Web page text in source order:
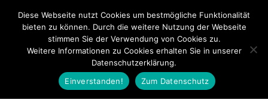
Diese Webseite nutzt Cookies um bestmögliche Funktionalität
bieten zu können. Durch die weitere Nutzung der Webseite
stimmen Sie der Verwendung von Cookies zu.
Weitere Informationen zu Cookies erhalten Sie in unserer
Datenschutzerklärung.
Einverstanden!
Zum Datenschutz